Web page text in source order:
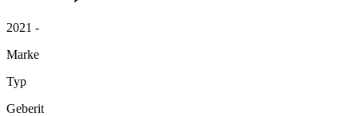
2021 -
Marke
Typ
Geberit